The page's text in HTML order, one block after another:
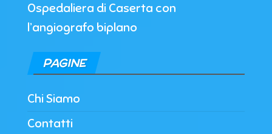
Ospedaliera di Caserta con
l’angiografo biplano
PAGINE
Chi Siamo
Contatti